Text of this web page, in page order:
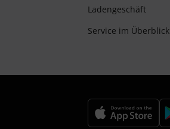
Ladengeschäft
Service im Überblick